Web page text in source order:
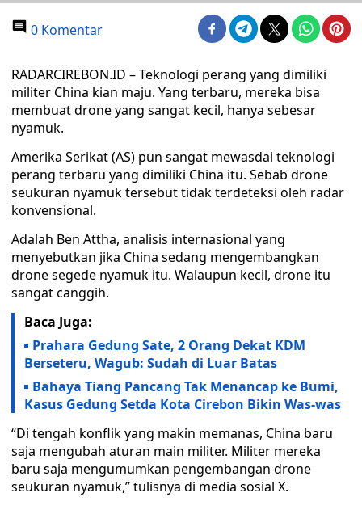
0 Komentar
RADARCIREBON.ID – Teknologi perang yang dimiliki
militer China kian maju. Yang terbaru, mereka bisa
membuat drone yang sangat kecil, hanya sebesar
nyamuk.
Amerika Serikat (AS) pun sangat mewasdai teknologi
perang terbaru yang dimiliki China itu. Sebab drone
seukuran nyamuk tersebut tidak terdeteksi oleh radar
konvensional.
Adalah Ben Attha, analisis internasional yang
menyebutkan jika China sedang mengembangkan
drone segede nyamuk itu. Walaupun kecil, drone itu
sangat canggih.
Baca Juga:
Prahara Gedung Sate, 2 Orang Dekat KDM
Berseteru, Wagub: Sudah di Luar Batas
Bahaya Tiang Pancang Tak Menancap ke Bumi,
Kasus Gedung Setda Kota Cirebon Bikin Was-was
“Di tengah konflik yang makin memanas, China baru
saja mengubah aturan main militer. Militer mereka
baru saja mengumumkan pengembangan drone
seukuran nyamuk,” tulisnya di media sosial X.